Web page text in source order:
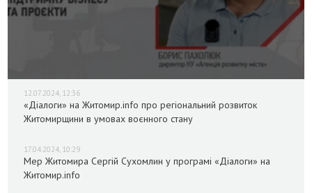
12.07.2024, 12:36
«Діалоги» на Житомир.info про регіональний розвиток
Житомирщини в умовах воєнного стану
17.04.2024, 10:29
Мер Житомира Сергій Сухомлин у програмі «Діалоги» на
Житомир.info